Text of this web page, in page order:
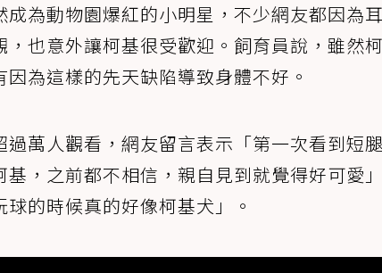
為動物園爆紅的小明星，不少網友都因為
，也意外讓柯基很受歡迎。飼育員說，雖然
為這樣的先天缺陷導致身體不好。
萬人觀看，網友留言表示「第一次看到短
，之前都不相信，親自見到就覺得好可愛」
球的時候真的好像柯基犬」。